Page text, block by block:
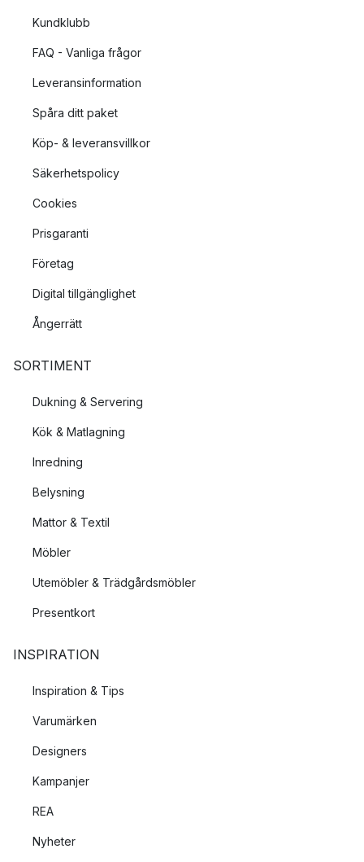
Kundklubb
FAQ - Vanliga frågor
Leveransinformation
Spåra ditt paket
Köp- & leveransvillkor
Säkerhetspolicy
Cookies
Prisgaranti
Företag
Digital tillgänglighet
Ångerrätt
SORTIMENT
Dukning & Servering
Kök & Matlagning
Inredning
Belysning
Mattor & Textil
Möbler
Utemöbler & Trädgårdsmöbler
Presentkort
INSPIRATION
Inspiration & Tips
Varumärken
Designers
Kampanjer
REA
Nyheter